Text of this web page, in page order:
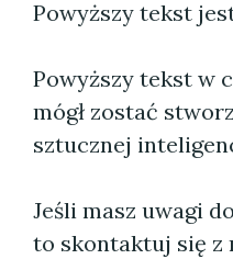
Powyższy tekst
Powyższy tekst w
mógł zostać
sztucznej
Jeśli masz uwagi
to skontaktuj się z